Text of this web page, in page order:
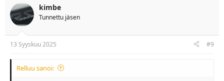
kimbe
Tunnettu jäsen
13 Syyskuu 2025 #9
Relluu sanoi: